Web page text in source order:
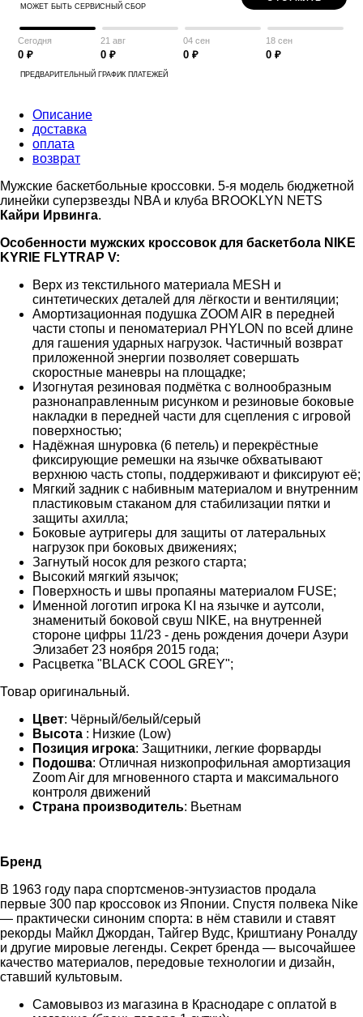
МОЖЕТ БЫТЬ СЕРВИСНЫЙ СБОР
Сегодня
0 ₽
21 авг
0 ₽
04 сен
0 ₽
18 сен
0 ₽
ПРЕДВАРИТЕЛЬНЫЙ ГРАФИК ПЛАТЕЖЕЙ
Описание
доставка
оплата
возврат
Мужские баскетбольные кроссовки. 5-я модель бюджетной
линейки суперзвезды NBA и клуба BROOKLYN NETS
Кайри Ирвинга.
Особенности мужских кроссовок для баскетбола NIKE
KYRIE FLYTRAP V:
Верх из текстильного материала MESH и
синтетических деталей для лёгкости и вентиляции;
Амортизационная подушка ZOOM AIR в передней
части стопы и пеноматериал PHYLON по всей длине
для гашения ударных нагрузок. Частичный возврат
приложенной энергии позволяет совершать
скоростные маневры на площадке;
Изогнутая резиновая подмётка с волнообразным
разнонаправленным рисунком и резиновые боковые
накладки в передней части для сцепления с игровой
поверхностью;
Надёжная шнуровка (6 петель) и перекрёстные
фиксирующие ремешки на язычке обхватывают
верхнюю часть стопы, поддерживают и фиксируют её;
Мягкий задник с набивным материалом и внутренним
пластиковым стаканом для стабилизации пятки и
защиты ахилла;
Боковые аутригеры для защиты от латеральных
нагрузок при боковых движениях;
Загнутый носок для резкого старта;
Высокий мягкий язычок;
Поверхность и швы пропаяны материалом FUSE;
Именной логотип игрока KI на язычке и аутсоли,
знаменитый боковой свуш NIKE, на внутренней
стороне цифры 11/23 - день рождения дочери Азури
Элизабет 23 ноября 2015 года;
Расцветка "BLACK COOL GREY";
Товар оригинальный.
Цвет: Чёрный/белый/серый
Высота : Низкие (Low)
Позиция игрока: Защитники, легкие форварды
Подошва: Отличная низкопрофильная амортизация
Zoom Air для мгновенного старта и максимального
контроля движений
Страна производитель: Вьетнам
Бренд
В 1963 году пара спортсменов-энтузиастов продала
первые 300 пар кроссовок из Японии. Спустя полвека Nike
— практически синоним спорта: в нём ставили и ставят
рекорды Майкл Джордан, Тайгер Вудс, Криштиану Роналду
и другие мировые легенды. Секрет бренда — высочайшее
качество материалов, передовые технологии и дизайн,
ставший культовым.
Самовывоз из магазина в Краснодаре с оплатой в